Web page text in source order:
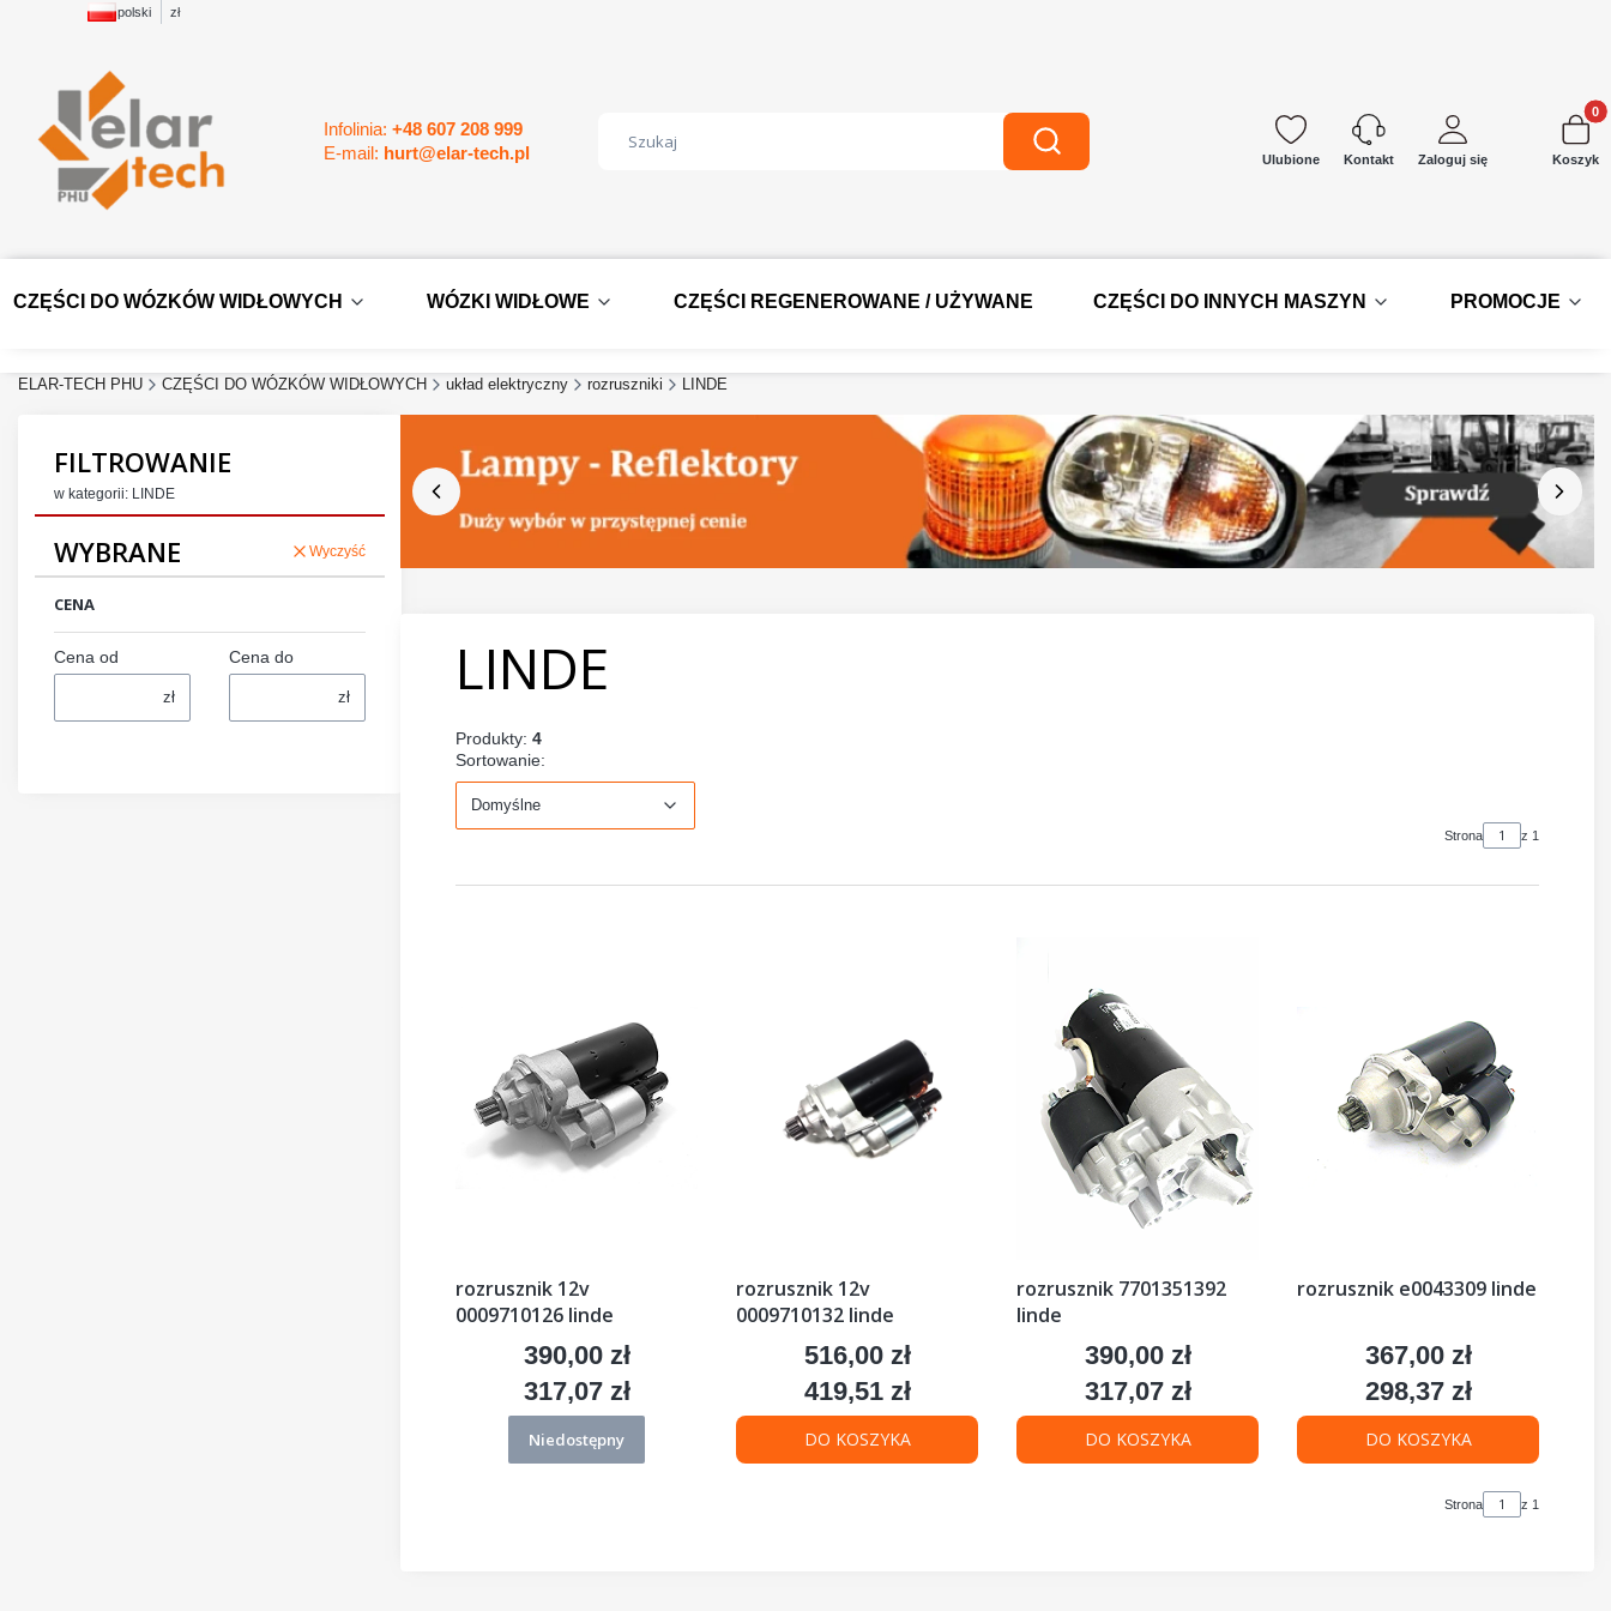
polski zł
Infolinia: +48 607 208 999
E-mail: hurt@elar-tech.pl Wyczyść Szukaj Ulubione Kontakt Zaloguj się Koszyk
CZĘŚCI DO WÓZKÓW WIDŁOWYCH WÓZKI WIDŁOWE CZĘŚCI REGENEROWANE / UŻYWANE CZĘŚCI DO INNYCH MASZYN PROMOCJE
ELAR-TECH PHU CZĘŚCI DO WÓZKÓW WIDŁOWYCH układ elektryczny rozruszniki LINDE
FILTROWANIE
w kategorii: LINDE
WYBRANE Wyczyść
CENA
Cena od
zł
Cena do
zł LINDE
Produkty: 4
Sortowanie:
Domyślne
Strona z 1
rozrusznik 12v
0009710126 linde
Cena
390,00 zł
Cena
317,07 zł
Niedostępny
rozrusznik 12v
0009710132 linde
Cena
516,00 zł
Cena
419,51 zł
DO KOSZYKA
rozrusznik 7701351392
linde
Cena
390,00 zł
Cena
317,07 zł
DO KOSZYKA
rozrusznik e0043309 linde
Cena
367,00 zł
Cena
298,37 zł
DO KOSZYKA
Strona z 1